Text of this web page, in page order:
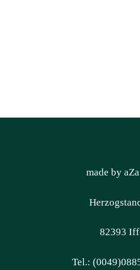
made by
82393
Tel.: